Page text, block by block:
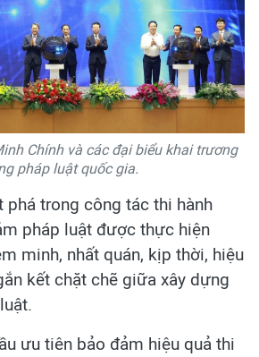
Chính và các đại biểu khai trương
pháp luật quốc gia.
trong công tác thi hành
pháp luật được thực hiện
minh, nhất quán, kịp thời, hiệu
kết chặt chẽ giữa xây dựng
ưu tiên bảo đảm hiệu quả thi